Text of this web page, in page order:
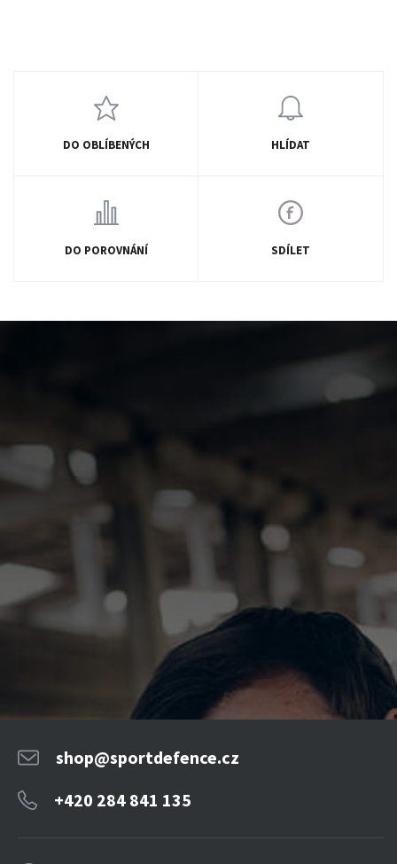
DO OBLÍBENÝCH HLÍDAT
DO POROVNÁNÍ SDÍLET
shop@sportdefence.cz
+420 284 841 135